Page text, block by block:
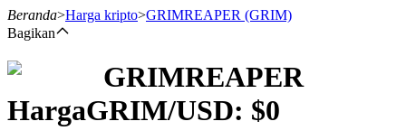
Beranda>Harga kripto>GRIMREAPER (GRIM)
Bagikan
GRIMREAPER
HargaGRIM/USD: $0